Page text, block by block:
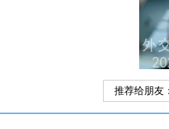
推荐给朋友